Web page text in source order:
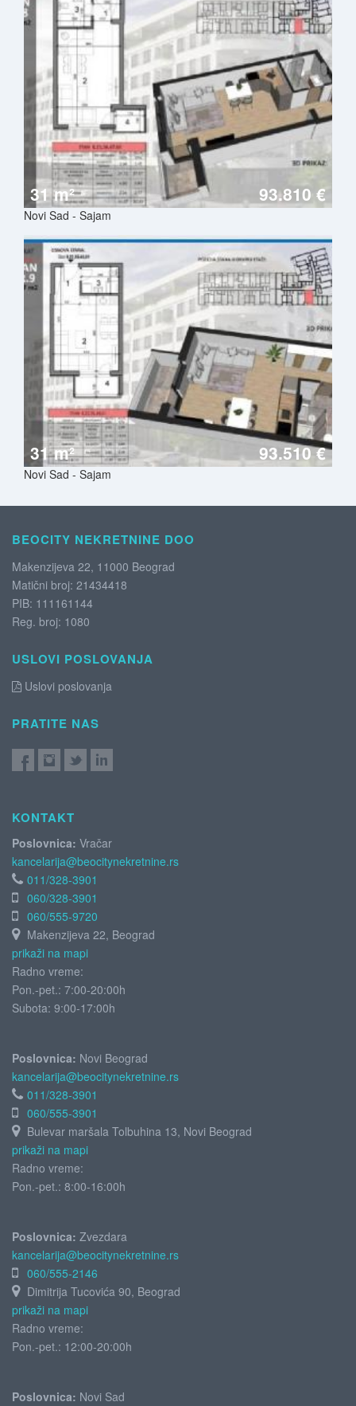
31 m² 93.810 €
Novi Sad - Sajam
31 m² 93.510 €
Novi Sad - Sajam
BEOCITY NEKRETNINE DOO
Makenzijeva 22, 11000 Beograd
Matični broj: 21434418
PIB: 111161144
Reg. broj: 1080
USLOVI POSLOVANJA
Uslovi poslovanja
PRATITE NAS
KONTAKT
Poslovnica: Vračar
kancelarija@beocitynekretnine.rs
011/328-3901
060/328-3901
060/555-9720
Makenzijeva 22, Beograd
prikaži na mapi
Radno vreme:
Pon.-pet.: 7:00-20:00h
Subota: 9:00-17:00h
Poslovnica: Novi Beograd
kancelarija@beocitynekretnine.rs
011/328-3901
060/555-3901
Bulevar maršala Tolbuhina 13, Novi Beograd
prikaži na mapi
Radno vreme:
Pon.-pet.: 8:00-16:00h
Poslovnica: Zvezdara
kancelarija@beocitynekretnine.rs
060/555-2146
Dimitrija Tucovića 90, Beograd
prikaži na mapi
Radno vreme:
Pon.-pet.: 12:00-20:00h
Poslovnica: Novi Sad